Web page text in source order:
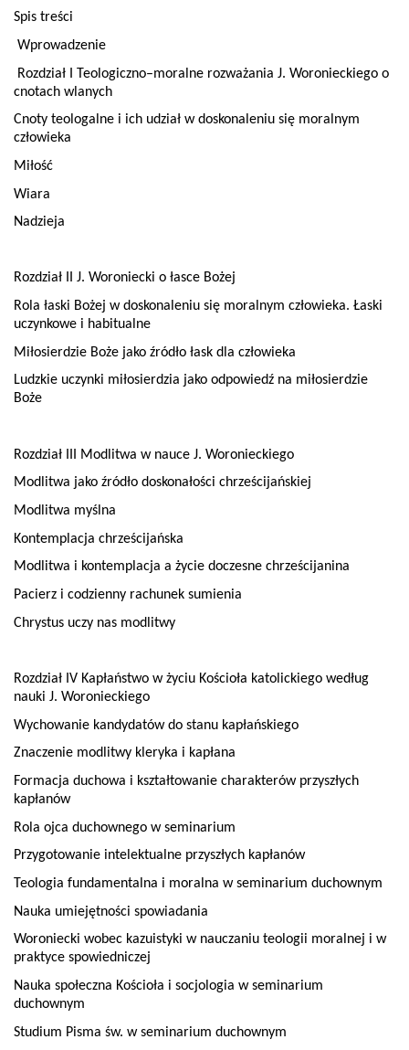
Spis treści
Wprowadzenie
Rozdział I Teologiczno–moralne rozważania J. Woronieckiego o
cnotach wlanych
Cnoty teologalne i ich udział w doskonaleniu się moralnym
człowieka
Miłość
Wiara
Nadzieja
Rozdział II J. Woroniecki o łasce Bożej
Rola łaski Bożej w doskonaleniu się moralnym człowieka. Łaski
uczynkowe i habitualne
Miłosierdzie Boże jako źródło łask dla człowieka
Ludzkie uczynki miłosierdzia jako odpowiedź na miłosierdzie
Boże
Rozdział III Modlitwa w nauce J. Woronieckiego
Modlitwa jako źródło doskonałości chrześcijańskiej
Modlitwa myślna
Kontemplacja chrześcijańska
Modlitwa i kontemplacja a życie doczesne chrześcijanina
Pacierz i codzienny rachunek sumienia
Chrystus uczy nas modlitwy
Rozdział IV Kapłaństwo w życiu Kościoła katolickiego według
nauki J. Woronieckiego
Wychowanie kandydatów do stanu kapłańskiego
Znaczenie modlitwy kleryka i kapłana
Formacja duchowa i kształtowanie charakterów przyszłych
kapłanów
Rola ojca duchownego w seminarium
Przygotowanie intelektualne przyszłych kapłanów
Teologia fundamentalna i moralna w seminarium duchownym
Nauka umiejętności spowiadania
Woroniecki wobec kazuistyki w nauczaniu teologii moralnej i w
praktyce spowiedniczej
Nauka społeczna Kościoła i socjologia w seminarium
duchownym
Studium Pisma św. w seminarium duchownym